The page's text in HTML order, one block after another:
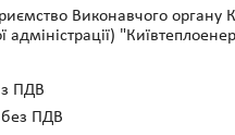
Виконавчого органу
адміністрації)
з ПДВ
без ПДВ